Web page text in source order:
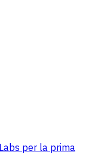
per la prima